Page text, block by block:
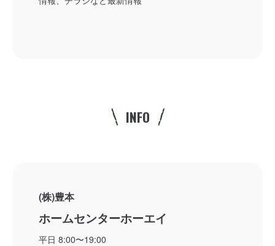
INFO
(株)豊本
ホームセンターホーエイ
平日 8:00〜19:00